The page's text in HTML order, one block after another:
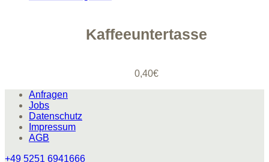
Kaffeeuntertasse
0,40€
Anfragen
Jobs
Datenschutz
Impressum
AGB
+49 5251 6941666